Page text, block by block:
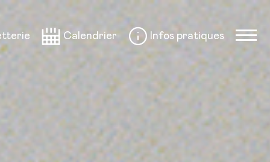
Calendrier Infos pratiques